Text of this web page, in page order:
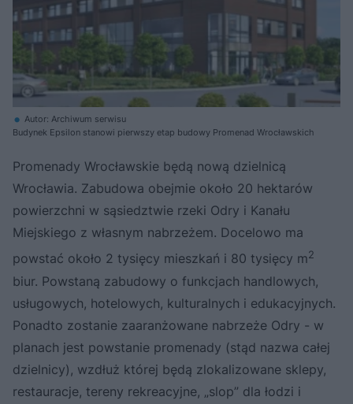
Autor: Archiwum serwisu
Budynek Epsilon stanowi pierwszy etap budowy Promenad Wrocławskich
Promenady Wrocławskie będą nową dzielnicą
Wrocławia. Zabudowa obejmie około 20 hektarów
powierzchni w sąsiedztwie rzeki Odry i Kanału
Miejskiego z własnym nabrzeżem. Docelowo ma
powstać około 2 tysięcy mieszkań i 80 tysięcy m2
biur. Powstaną zabudowy o funkcjach handlowych,
usługowych, hotelowych, kulturalnych i edukacyjnych.
Ponadto zostanie zaaranżowane nabrzeże Odry - w
planach jest powstanie promenady (stąd nazwa całej
dzielnicy), wzdłuż której będą zlokalizowane sklepy,
restauracje, tereny rekreacyjne, „slop” dla łodzi i